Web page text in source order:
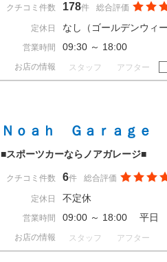
クチコミ件数 178件 総合評価
定休日 なし（ゴールデンウィ
営業時間 09:30 ～ 18:00
お店の情報 スタッフ アフター
Ｎｏａｈ Ｇａｒａｇｅ
■スポーツカーならノアガレージ■
クチコミ件数 6件 総合評価
定休日 不定休
営業時間 09:00 ～ 18:00 平
お店の情報 スタッフ アフター